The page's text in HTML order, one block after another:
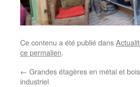
Ce contenu a été publié dans
ce permalien.
← Grandes étagères en métal et
industriel